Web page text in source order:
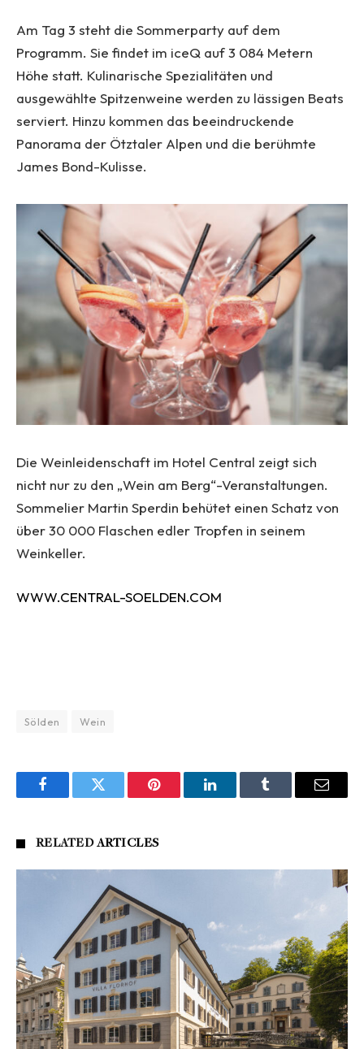
Am Tag 3 steht die Sommerparty auf dem
Programm. Sie findet im iceQ auf 3 084 Metern
Höhe statt. Kulinarische Spezialitäten und
ausgewählte Spitzenweine werden zu lässigen Beats
serviert. Hinzu kommen das beeindruckende
Panorama der Ötztaler Alpen und die berühmte
James Bond-Kulisse.
Die Weinleidenschaft im Hotel Central zeigt sich
nicht nur zu den „Wein am Berg“-Veranstaltungen.
Sommelier Martin Sperdin behütet einen Schatz von
über 30 000 Flaschen edler Tropfen in seinem
Weinkeller.
WWW.CENTRAL-SOELDEN.COM
Sölden Wein
FacebookTwitter Pinterest LinkedInTumblr Email
RELATEDARTICLES